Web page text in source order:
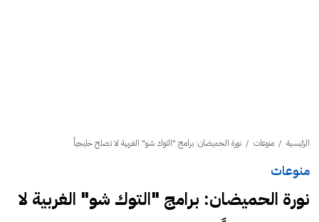
الرئيسية / منوعات / نورة الحميضان: برامج "التوك شو" الغربية لا تصلح خليجياً
منوعات
نورة الحميضان: برامج "التوك شو" الغربية لا